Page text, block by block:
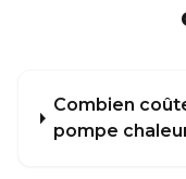
Combien
pompe